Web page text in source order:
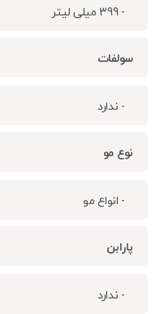
- 399 میلی لیتر
سولفات
- ندارد
نوع مو
- انواع مو
پارابن
- ندارد